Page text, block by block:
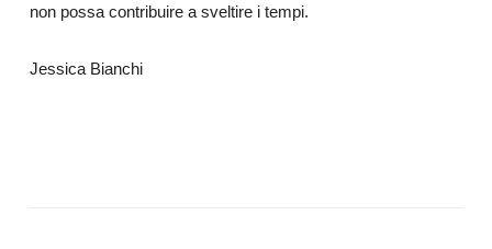
non possa contribuire a sveltire i tempi.
Jessica Bianchi